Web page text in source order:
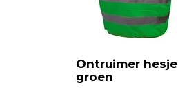
Ontruimer hesje
groen